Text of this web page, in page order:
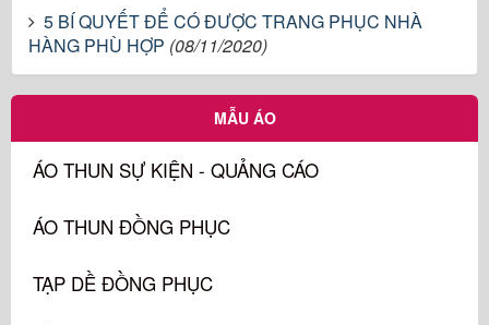
5 BÍ QUYẾT ĐỂ CÓ ĐƯỢC TRANG PHỤC NHÀ
HÀNG PHÙ HỢP (08/11/2020)
MẪU ÁO
ÁO THUN SỰ KIỆN - QUẢNG CÁO
ÁO THUN ĐỒNG PHỤC
TẠP DỀ ĐỒNG PHỤC